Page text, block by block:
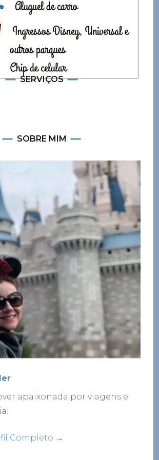
SERVIÇOS
SOBRE MIM
apaixonada por viagens e
Completo →